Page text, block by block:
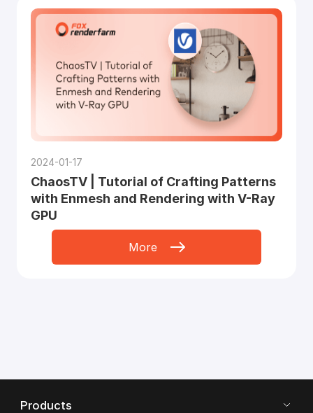
2024-01-17
ChaosTV | Tutorial of Crafting Patterns
with Enmesh and Rendering with V-Ray
GPU
More
Products